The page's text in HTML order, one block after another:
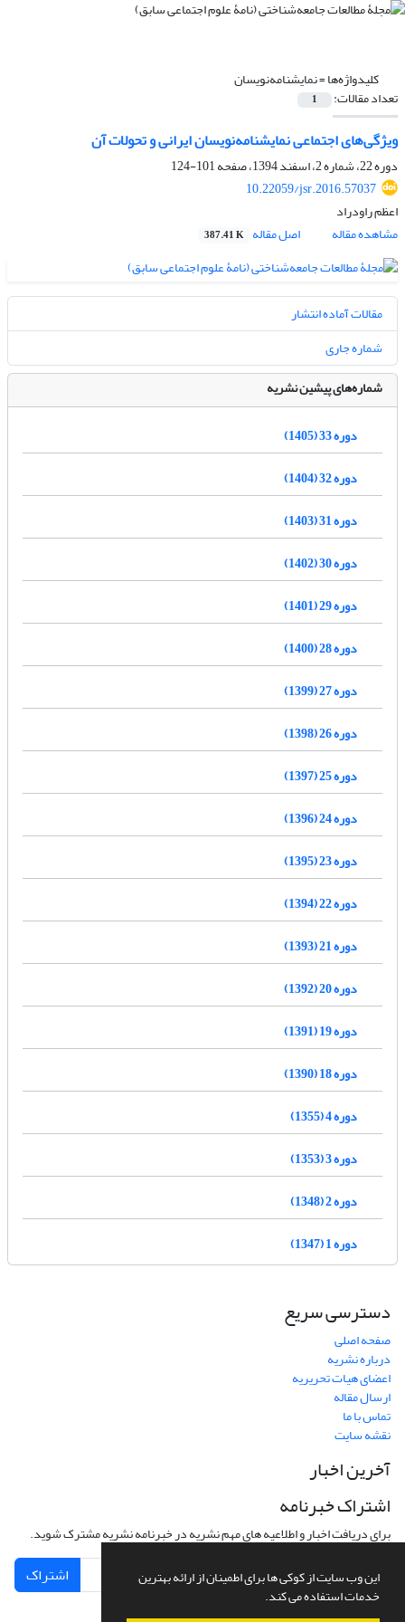
این وب سایت از کوکی ها برای اطمینان از ارائه بهترین
خدمات استفاده می کند.
کلیدواژه‌ها =نمایشنامه‌نویسان
تعداد مقالات: 1
ویژگی‌های اجتماعی نمایشنامه‌نویسان ایرانی و تحولات آن
دوره 22، شماره 2، اسفند 1394، صفحه
101-124
10.22059/jsr.2016.57037
اعظم راودراد
مشاهده مقاله
اصل مقاله 387.41 K
مقالات آماده انتشار
شماره جاری
شماره‌های پیشین نشریه
دوره 33 (1405)
دوره 32 (1404)
دوره 31 (1403)
دوره 30 (1402)
دوره 29 (1401)
دوره 28 (1400)
دوره 27 (1399)
دوره 26 (1398)
دوره 25 (1397)
دوره 24 (1396)
دوره 23 (1395)
دوره 22 (1394)
دوره 21 (1393)
دوره 20 (1392)
دوره 19 (1391)
دوره 18 (1390)
دوره 4 (1355)
دوره 3 (1353)
دوره 2 (1348)
دوره 1 (1347)
دسترسی سریع
صفحه اصلی
درباره نشریه
اعضای هیات تحریریه
ارسال مقاله
تماس با ما
نقشه سایت
آخرین اخبار
اشتراک خبرنامه
برای دریافت اخبار و اطلاعیه های مهم نشریه در خبرنامه نشریه مشترک شوید.
اشتراک